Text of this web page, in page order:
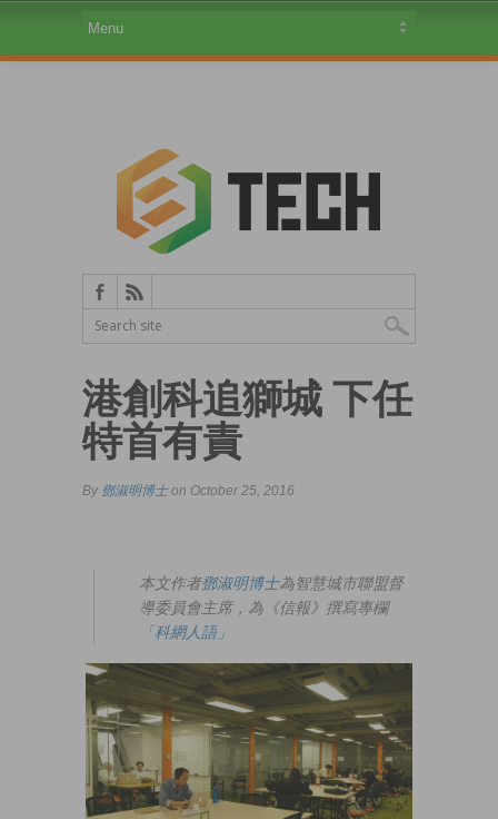
港創科追獅城 下任
特首有責
By 鄧淑明博士on October 25, 2016
本文作者鄧淑明博士為智慧城市聯盟督
導委員會主席，為《信報》撰寫專欄
「科網人語」